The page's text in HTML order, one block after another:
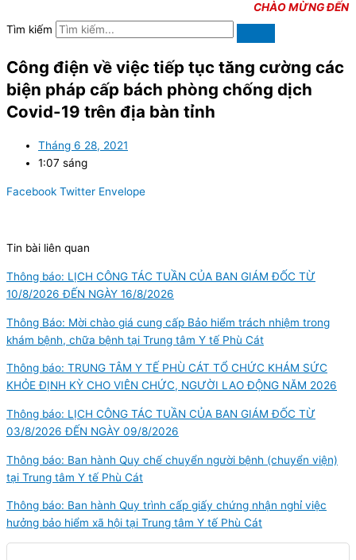
CHÀO MỪNG ĐẾN
Tìm kiếm
Công điện về việc tiếp tục tăng cường các
biện pháp cấp bách phòng chống dịch
Covid-19 trên địa bàn tỉnh
Tháng 6 28, 2021
1:07 sáng
Facebook Twitter Envelope
Tin bài liên quan
Thông báo: LỊCH CÔNG TÁC TUẦN CỦA BAN GIÁM ĐỐC TỪ
10/8/2026 ĐẾN NGÀY 16/8/2026
Thông Báo: Mời chào giá cung cấp Bảo hiểm trách nhiệm trong
khám bệnh, chữa bệnh tại Trung tâm Y tế Phù Cát
Thông báo: TRUNG TÂM Y TẾ PHÙ CÁT TỔ CHỨC KHÁM SỨC
KHỎE ĐỊNH KỲ CHO VIÊN CHỨC, NGƯỜI LAO ĐỘNG NĂM 2026
Thông báo: LỊCH CÔNG TÁC TUẦN CỦA BAN GIÁM ĐỐC TỪ
03/8/2026 ĐẾN NGÀY 09/8/2026
Thông báo: Ban hành Quy chế chuyển người bệnh (chuyển viện)
tại Trung tâm Y tế Phù Cát
Thông báo: Ban hành Quy trình cấp giấy chứng nhận nghỉ việc
hưởng bảo hiểm xã hội tại Trung tâm Y tế Phù Cát